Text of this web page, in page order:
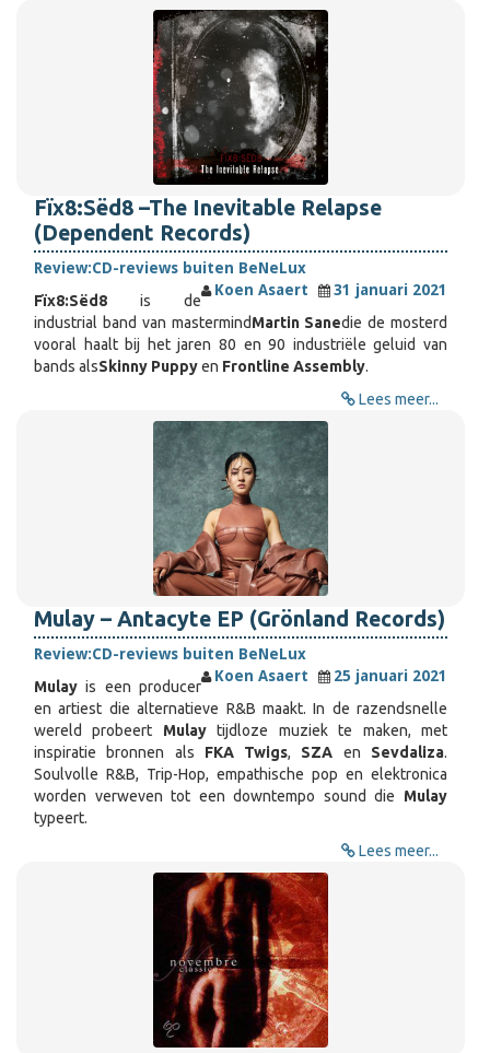
Fïx8:Sëd8 –The Inevitable Relapse
(Dependent Records)
Review:CD-reviews buiten BeNeLux
Koen Asaert
31 januari 2021
Fïx8:Sëd8 is de
industrial band van mastermindMartin Sanedie de mosterd
vooral haalt bij het jaren 80 en 90 industriële geluid van
bands alsSkinny Puppyen Frontline Assembly.
Lees meer...
Mulay – Antacyte EP (Grönland Records)
Review:CD-reviews buiten BeNeLux
Koen Asaert
25 januari 2021
Mulay is een producer
en artiest die alternatieve R&B maakt. In de razendsnelle
wereld probeert Mulaytijdloze muziek te maken, met
inspiratie bronnen als FKA Twigs, SZA en Sevdaliza.
Soulvolle R&B, Trip-Hop, empathische pop en elektronica
worden verweven tot een downtempo sound die Mulay
typeert.
Lees meer...